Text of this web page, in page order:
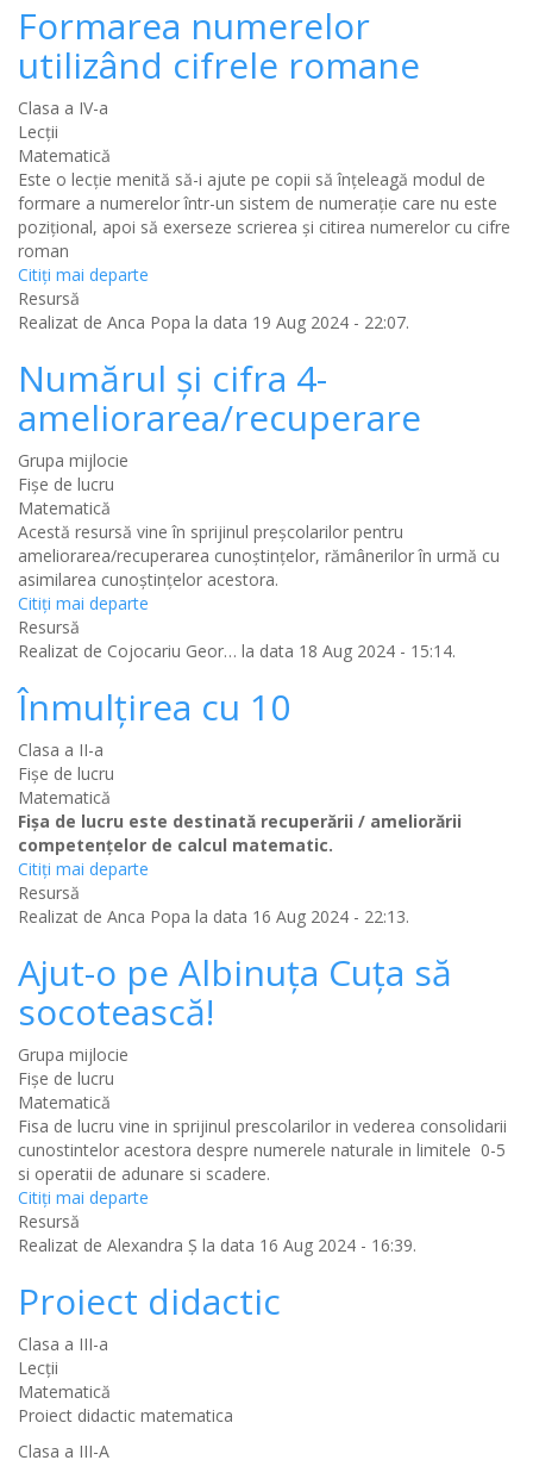
Formarea numerelor
utilizând cifrele romane
Clasa a IV-a
Lecții
Matematică
Este o lecție menită să-i ajute pe copii să înțeleagă modul de
formare a numerelor într-un sistem de numerație care nu este
pozițional, apoi să exerseze scrierea și citirea numerelor cu cifre
roman
Citiţi mai departe
Resursă
Realizat de Anca Popa la data 19 Aug 2024 - 22:07.
Numărul și cifra 4-
ameliorarea/recuperare
Grupa mijlocie
Fișe de lucru
Matematică
Acestă resursă vine în sprijinul preșcolarilor pentru
ameliorarea/recuperarea cunoștințelor, rămânerilor în urmă cu
asimilarea cunoștințelor acestora.
Citiţi mai departe
Resursă
Realizat de Cojocariu Geor… la data 18 Aug 2024 - 15:14.
Înmulțirea cu 10
Clasa a II-a
Fișe de lucru
Matematică
Fişa de lucru este destinată recuperării / ameliorării
competenţelor de calcul matematic.
Citiţi mai departe
Resursă
Realizat de Anca Popa la data 16 Aug 2024 - 22:13.
Ajut-o pe Albinuța Cuța să
socotească!
Grupa mijlocie
Fișe de lucru
Matematică
Fisa de lucru vine in sprijinul prescolarilor in vederea consolidarii
cunostintelor acestora despre numerele naturale in limitele 0-5
si operatii de adunare si scadere.
Citiţi mai departe
Resursă
Realizat de Alexandra Ș la data 16 Aug 2024 - 16:39.
Proiect didactic
Clasa a III-a
Lecții
Matematică
Proiect didactic matematica
Clasa a III-A